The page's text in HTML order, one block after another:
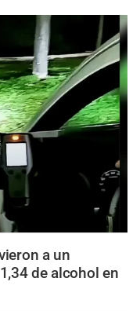
a un
de alcohol en